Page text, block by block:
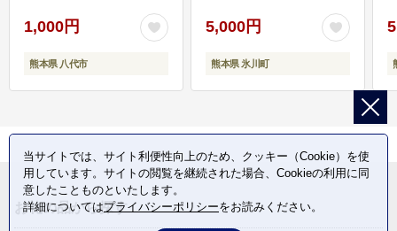
1,000円
熊本県 八代市
5,000円
熊本県 氷川町
お礼の品から探す
当サイトでは、サイト利便性向上のため、クッキー（Cookie）を使
用しています。サイトの閲覧を継続された場合、Cookieの利用に同
意したことものといたします。
詳細についてはプライバシーポリシーをお読みください。